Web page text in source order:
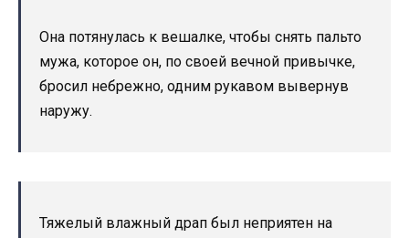
Она потянулась к вешалке, чтобы снять пальто
мужа, которое он, по своей вечной привычке,
бросил небрежно, одним рукавом вывернув
наружу.
Тяжелый влажный драп был неприятен на